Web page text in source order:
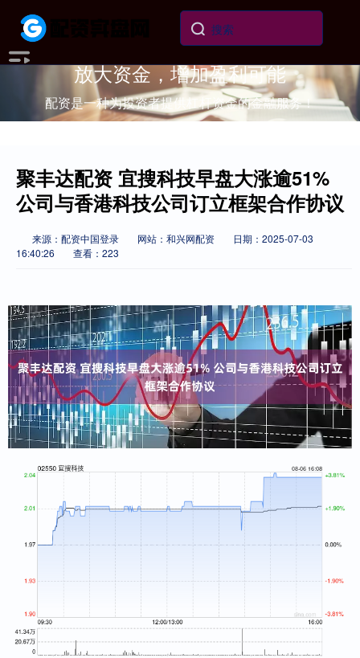
放大资金，增加盈利可能
配资是一种为投资者提供杠杆资金的金融服务！
聚丰达配资 宜搜科技早盘大涨逾51%
公司与香港科技公司订立框架合作协议
来源：配资中国登录 网站：和兴网配资
日期：2025-07-03
16:40:26
查看：223